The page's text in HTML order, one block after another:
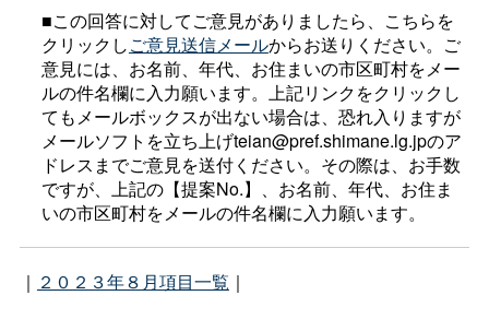
■この回答に対してご意見がありましたら、こちらを
クリックしご意見送信メールからお送りください。ご
意見には、お名前、年代、お住まいの市区町村をメー
ルの件名欄に入力願います。上記リンクをクリックし
てもメールボックスが出ない場合は、恐れ入りますが
メールソフトを立ち上げteian@pref.shimane.lg.jpのア
ドレスまでご意見を送付ください。その際は、お手数
ですが、上記の【提案No.】、お名前、年代、お住ま
いの市区町村をメールの件名欄に入力願います。
｜ ２０２３年８月項目一覧 ｜